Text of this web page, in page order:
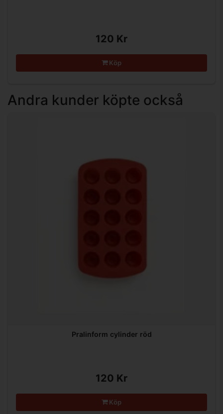
120 Kr
Köp
Andra kunder köpte också
Pralinform cylinder röd
120 Kr
Köp